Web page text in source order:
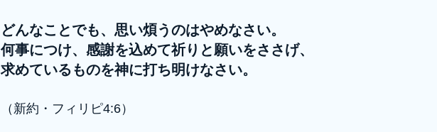
どんなことでも、思い煩うのはやめなさい。
何事につけ、感謝を込めて祈りと願いをささげ、
求めているものを神に打ち明けなさい。
（新約・フィリピ4:6）